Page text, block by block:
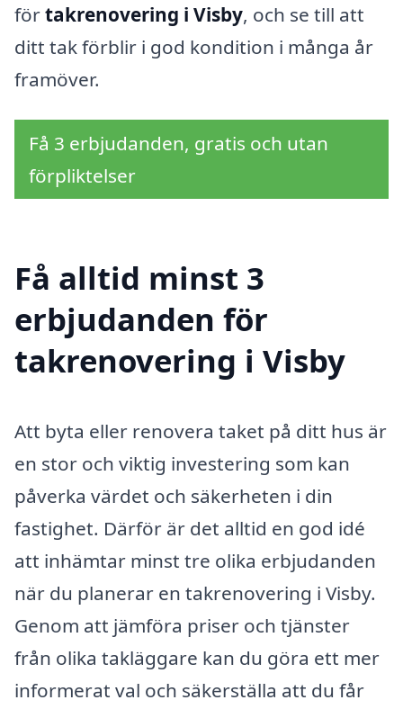
förtakrenovering i Visby, och se till att
ditt tak förblir i god kondition i många år
framöver.
Få 3 erbjudanden, gratis och utan
förpliktelser
Få alltid minst 3
erbjudanden för
takrenovering i Visby
Att byta eller renovera taket på ditt hus är
en stor och viktig investering som kan
påverka värdet och säkerheten i din
fastighet. Därför är det alltid en god idé
att inhämtar minst tre olika erbjudanden
när du planerar en takrenovering i Visby.
Genom att jämföra priser och tjänster
från olika takläggare kan du göra ett mer
informerat val och säkerställa att du får